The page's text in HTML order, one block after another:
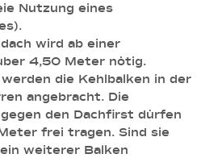
Nutzung eines
wird ab einer
4,50 Meter nötig.
die Kehlbalken in der
angebracht. Die
den Dachfirst dürfen
frei tragen. Sind sie
weiterer Balken